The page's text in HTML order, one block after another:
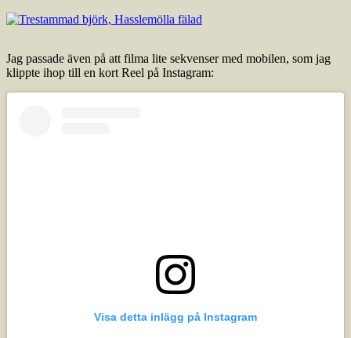
Jag passade även på att filma lite sekvenser med mobilen, som jag
klippte ihop till en kort Reel på Instagram:
Visa detta inlägg på Instagram